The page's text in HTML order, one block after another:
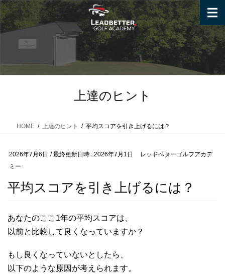
コ
ン
テ
へ
ス
ナ
ビ
ゲ
ョ
ン
上達のヒント
HOME 上達のヒント 平均スコアを引き上げるには？
2026年7月6日 / 最終更新日時 : 2026年7月1日
レッドベターゴルフアカデ
ミー
平均スコアを引き上げるには？
あなたのここ1年の平均スコアは、
以前と比較して良くなっていますか？
もし良くなっていないとしたら、
以下のような原因が考えられます。